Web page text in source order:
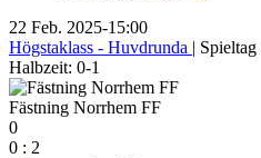
22 Feb. 2025-15:00
Högstaklass - Huvdrunda | Spieltag
Halbzeit: 0-1
Fästning Norrhem FF
0
0 : 2